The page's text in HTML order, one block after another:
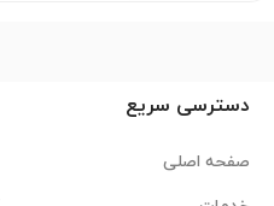
دسترسی سریع
صفحه اصلی